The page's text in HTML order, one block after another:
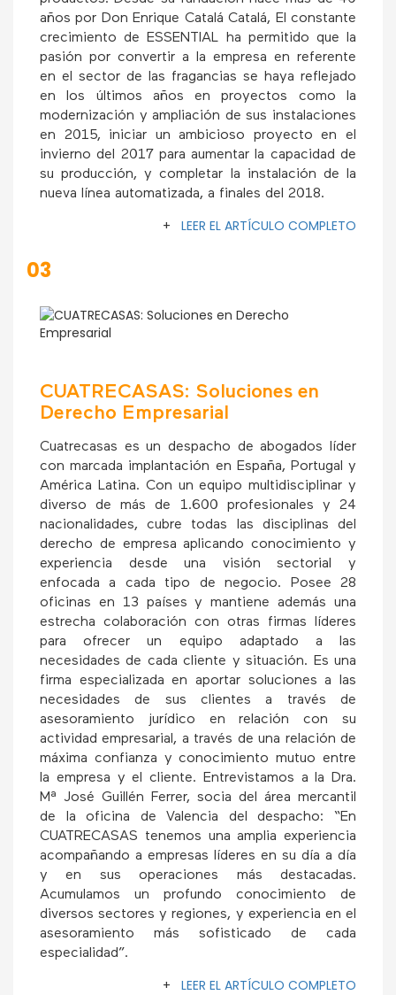
años por Don Enrique Catalá Catalá, El constante
crecimiento de ESSENTIAL ha permitido que la
pasión por convertir a la empresa en referente
en el sector de las fragancias se haya reflejado
en los últimos años en proyectos como la
modernización y ampliación de sus instalaciones
en 2015, iniciar un ambicioso proyecto en el
invierno del 2017 para aumentar la capacidad de
su producción, y completar la instalación de la
nueva línea automatizada, a finales del 2018.
+ LEER EL ARTÍCULO COMPLETO
03
CUATRECASAS: Soluciones en
Derecho Empresarial
Cuatrecasas es un despacho de abogados líder
con marcada implantación en España, Portugal y
América Latina. Con un equipo multidisciplinar y
diverso de más de 1.600 profesionales y 24
nacionalidades, cubre todas las disciplinas del
derecho de empresa aplicando conocimiento y
experiencia desde una visión sectorial y
enfocada a cada tipo de negocio. Posee 28
oficinas en 13 países y mantiene además una
estrecha colaboración con otras firmas líderes
para ofrecer un equipo adaptado a las
necesidades de cada cliente y situación. Es una
firma especializada en aportar soluciones a las
necesidades de sus clientes a través de
asesoramiento jurídico en relación con su
actividad empresarial, a través de una relación de
máxima confianza y conocimiento mutuo entre
la empresa y el cliente. Entrevistamos a la Dra.
Mª José Guillén Ferrer, socia del área mercantil
de la oficina de Valencia del despacho: “En
CUATRECASAS tenemos una amplia experiencia
acompañando a empresas líderes en su día a día
y en sus operaciones más destacadas.
Acumulamos un profundo conocimiento de
diversos sectores y regiones, y experiencia en el
asesoramiento más sofisticado de cada
especialidad”.
+ LEER EL ARTÍCULO COMPLETO